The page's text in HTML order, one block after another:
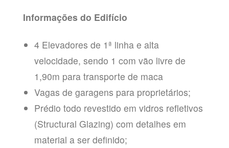
Informações do Edifício
4 Elevadores de 1ª linha e alta
velocidade, sendo 1 com vão livre de
1,90m para transporte de maca
Vagas de garagens para proprietários;
Prédio todo revestido em vidros refletivos
(Structural Glazing) com detalhes em
material a ser definido;